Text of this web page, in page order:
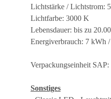
Lichtstärke / Lichtstrom:
Lichtfarbe: 3000 K
Lebensdauer: bis zu
Energiverbrauch: 7 kWh
Verpackungseinheit SAP:
Sonstiges